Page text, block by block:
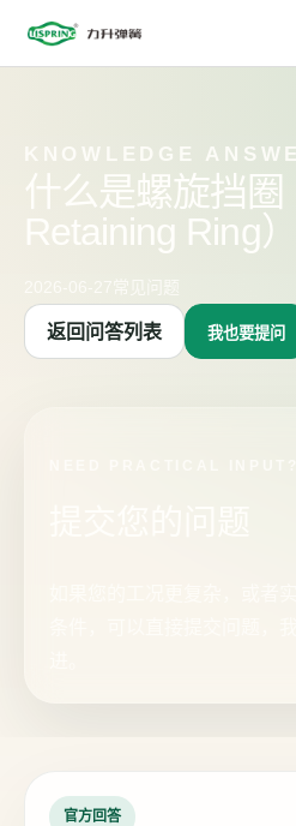
KNOWLEDGE
什么是螺旋挡圈
Retaining Ring）
返回问答列表 我也要提问
官方回答